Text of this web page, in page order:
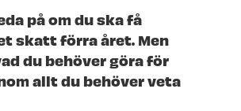
på om du ska få
skatt förra året. Men
du behöver göra för
allt du behöver veta